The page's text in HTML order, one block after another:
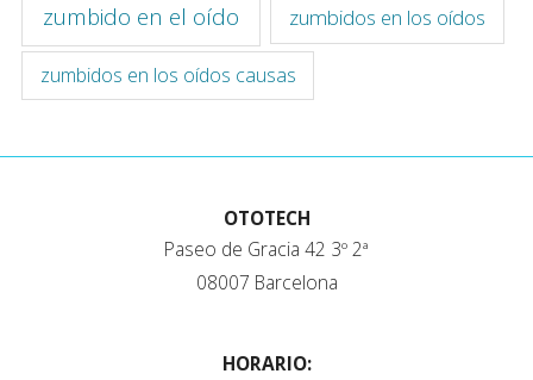
zumbido en el oído zumbidos en los oídos
zumbidos en los oídos causas
OTOTECH
Paseo de Gracia 42 3º 2ª
08007 Barcelona
HORARIO: